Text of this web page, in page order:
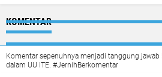
KOMENTAR
Komentar sepenuhnya menjadi tanggung
dalam UU ITE. #JernihBerkomentar